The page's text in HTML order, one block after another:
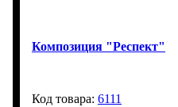
Композиция "Респект"
6111